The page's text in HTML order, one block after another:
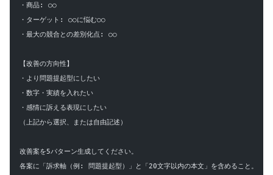
・商品: ○○
・ターゲット: ○○に悩む○○
・最大の競合との差別化点: ○○
【改善の方向性】
・より問題提起型にしたい
・数字・実績を入れたい
・感情に訴える表現にしたい
（上記から選択、または自由記述）
改善案を5パターン生成してください。
各案に「訴求軸（例: 問題提起型）」と「20文字以内の本文」を含めること。